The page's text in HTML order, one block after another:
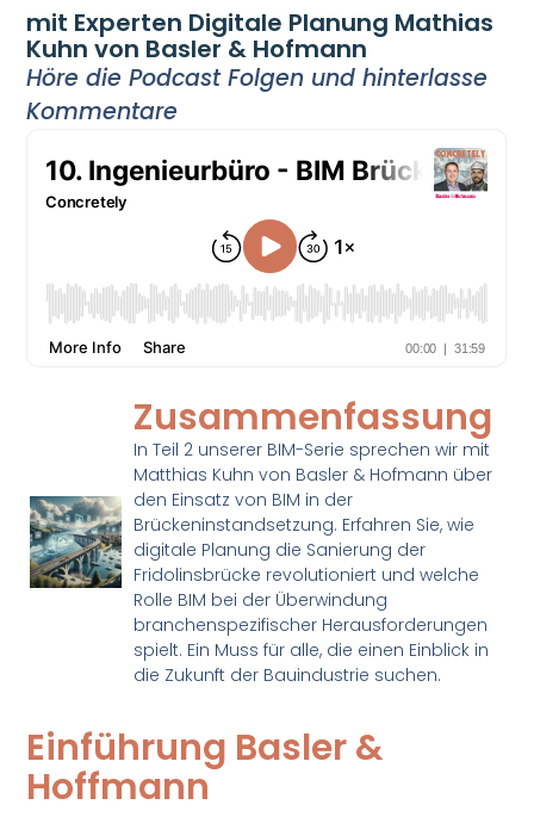
mit Experten Digitale Planung Mathias
Kuhn von Basler & Hofmann
Höre die Podcast Folgen und hinterlasse
Kommentare
Zusammenfassung
In Teil 2 unserer BIM-Serie sprechen wir mit
Matthias Kuhn von Basler & Hofmann über
den Einsatz von BIM in der
Brückeninstandsetzung. Erfahren Sie, wie
digitale Planung die Sanierung der
Fridolinsbrücke revolutioniert und welche
Rolle BIM bei der Überwindung
branchenspezifischer Herausforderungen
spielt. Ein Muss für alle, die einen Einblick in
die Zukunft der Bauindustrie suchen.
Einführung Basler &
Hoffmann